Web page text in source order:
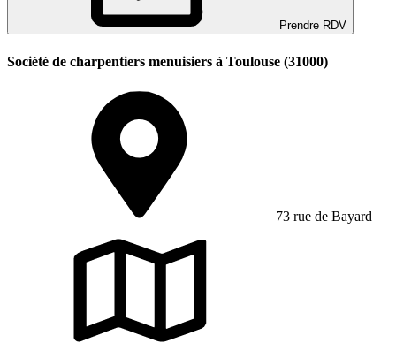
Prendre RDV
Société de charpentiers menuisiers à Toulouse (31000)
73 rue de Bayard